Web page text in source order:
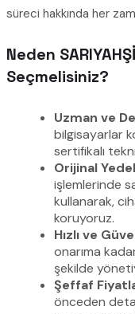
süreci hakkında her
Neden
Seçmelisiniz?
Uzman ve
bilgisayarlar
sertifikalı
Orijinal
işlemlerinde
kullanarak,
koruyoruz.
Hızlı ve
onarıma
şekilde
Şeffaf
önceden